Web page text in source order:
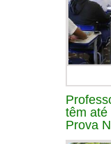
têm até
Prova